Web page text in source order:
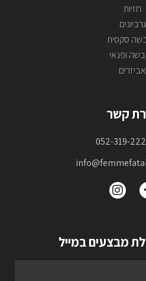
חזיות
גרביונים
סקסית
ופנאי
אביזרים
קשר
052-319-
מבצעים במייל